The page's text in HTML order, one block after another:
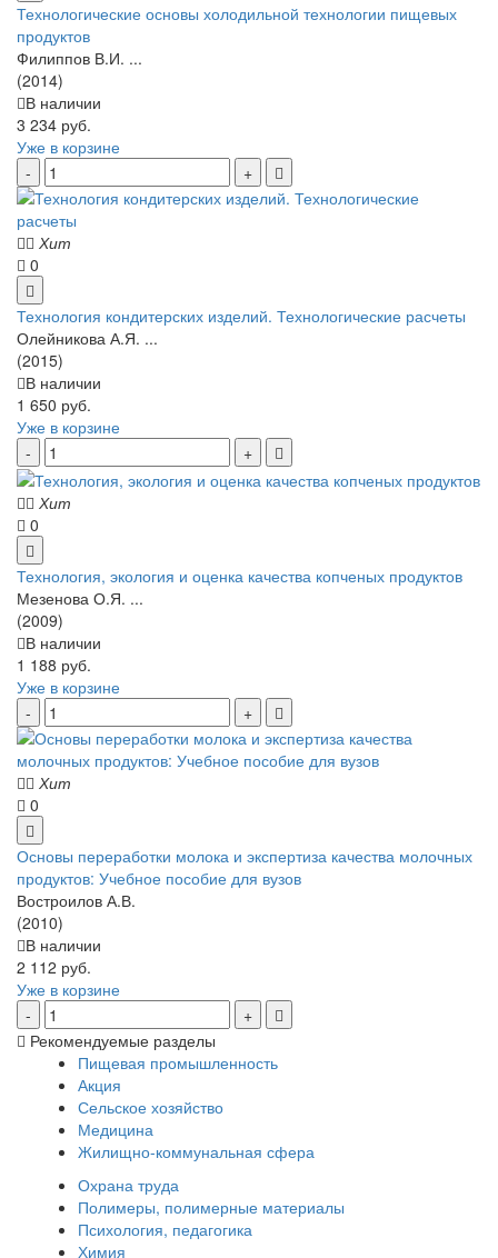
Технологические основы холодильной технологии пищевых
продуктов
Филиппов В.И. ...
(2014)
В наличии
3 234 руб.
Уже в корзине
Хит
0
Технология кондитерских изделий. Технологические расчеты
Олейникова А.Я. ...
(2015)
В наличии
1 650 руб.
Уже в корзине
Хит
0
Технология, экология и оценка качества копченых продуктов
Мезенова О.Я. ...
(2009)
В наличии
1 188 руб.
Уже в корзине
Хит
0
Основы переработки молока и экспертиза качества молочных
продуктов: Учебное пособие для вузов
Востроилов А.В.
(2010)
В наличии
2 112 руб.
Уже в корзине
Рекомендуемые разделы
Пищевая промышленность
Акция
Сельское хозяйство
Медицина
Жилищно-коммунальная сфера
Охрана труда
Полимеры, полимерные материалы
Психология, педагогика
Химия